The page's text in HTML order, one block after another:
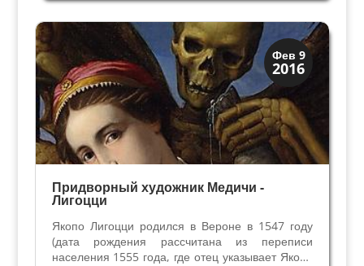
Епархии Вероны - История церкви, часть 2
Возрождение и Реформа (XV век- 1630 год) С
началом правления...
Фев 9
2016
Верона
Веронцы
Придворный художник Медичи -
Лигоцци
Якопо Лигоцци родился в Вероне в 1547 году
(дата рождения рассчитана из переписи
населения 1555 года, где отец указывает Якопо